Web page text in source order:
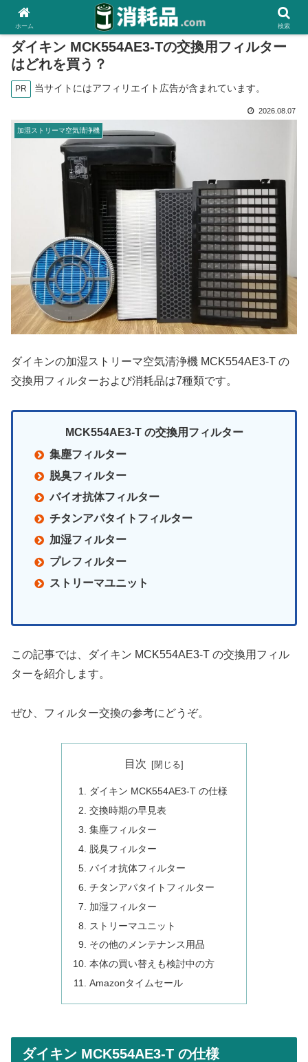
ダイキン MCK554AE3-Tの交換用フィルター
はどれを買う？
PR 当サイトにはアフィリエイト広告が含まれています。
2026.08.07
加湿ストリーマ空気清浄機
ダイキンの加湿ストリーマ空気清浄機 MCK554AE3-T の
交換用フィルターおよび消耗品は7種類です。
MCK554AE3-T の交換用フィルター
集塵フィルター
脱臭フィルター
バイオ抗体フィルター
チタンアパタイトフィルター
加湿フィルター
プレフィルター
ストリーマユニット
この記事では、ダイキン MCK554AE3-T の交換用フィル
ターを紹介します。
ぜひ、フィルター交換の参考にどうぞ。
目次
ダイキン MCK554AE3-T の仕様
交換時期の早見表
集塵フィルター
脱臭フィルター
バイオ抗体フィルター
チタンアパタイトフィルター
加湿フィルター
ストリーマユニット
その他のメンテナンス用品
本体の買い替えも検討中の方
Amazonタイムセール
ダイキン MCK554AE3-T の仕様
ホーム 検索